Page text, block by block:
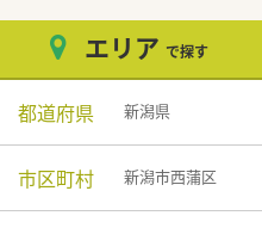
エリア で探す
都道府県 新潟県
市区町村 新潟市西蒲区